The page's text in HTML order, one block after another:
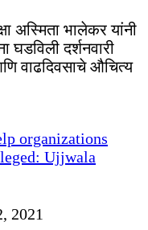
अस्मिता भालेकर यांनी
घडविली दर्शनवारी
वाढदिवसाचे औचित्य
2021